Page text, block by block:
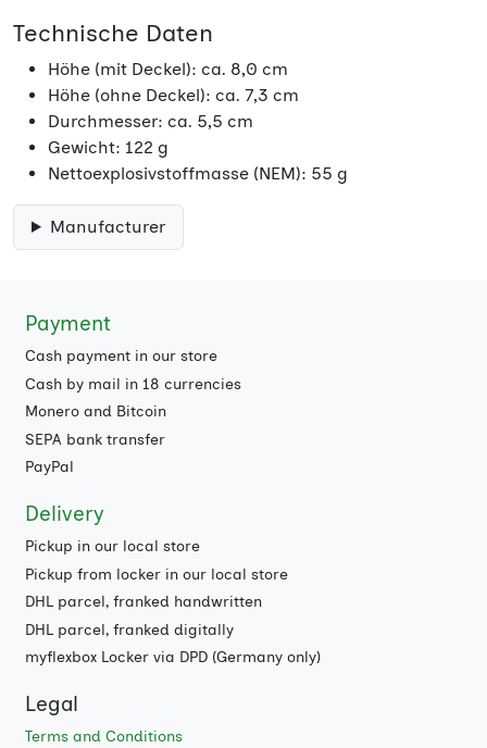
Technische Daten
Höhe (mit Deckel): ca. 8,0 cm
Höhe (ohne Deckel): ca. 7,3 cm
Durchmesser: ca. 5,5 cm
Gewicht: 122 g
Nettoexplosivstoffmasse (NEM): 55 g
Manufacturer
Payment
Cash payment in our store
Cash by mail in 18 currencies
Monero and Bitcoin
SEPA bank transfer
PayPal
Delivery
Pickup in our local store
Pickup from locker in our local store
DHL parcel, franked handwritten
DHL parcel, franked digitally
myflexbox Locker via DPD (Germany only)
Legal
Terms and Conditions